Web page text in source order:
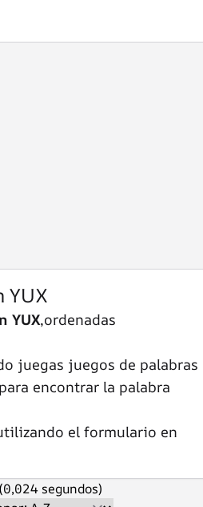
YUX
YUX,ordenadas
juegas juegos de palabras
encontrar la palabra
el formulario en
segundos)